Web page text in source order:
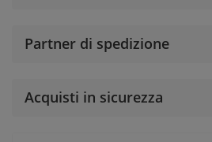
Partner di spedizione
Acquisti in sicurezza